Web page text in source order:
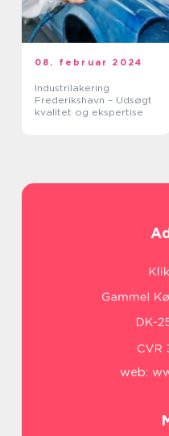
08. februar 2024
Industrilakering
Frederikshavn – Udsøgt
kvalitet og ekspertise
web: